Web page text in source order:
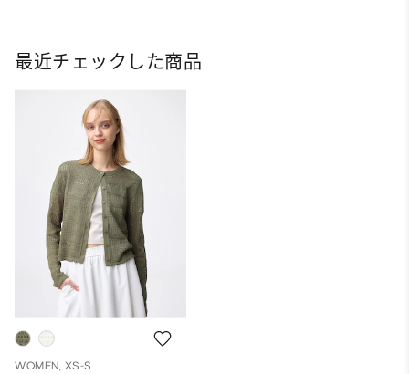
最近チェックした商品
WOMEN, XS-S